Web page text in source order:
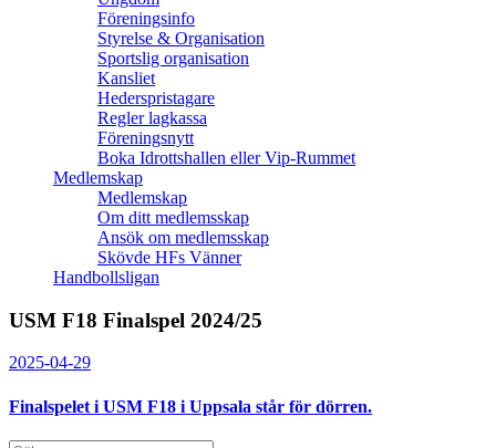
Föreningsinfo
Styrelse & Organisation
Sportslig organisation
Kansliet
Hederspristagare
Regler lagkassa
Föreningsnytt
Boka Idrottshallen eller Vip-Rummet
Medlemskap
Medlemskap
Om ditt medlemsskap
Ansök om medlemsskap
Skövde HFs Vänner
Handbollsligan
USM F18 Finalspel 2024/25
2025-04-29
Finalspelet i USM F18 i Uppsala står för dörren.